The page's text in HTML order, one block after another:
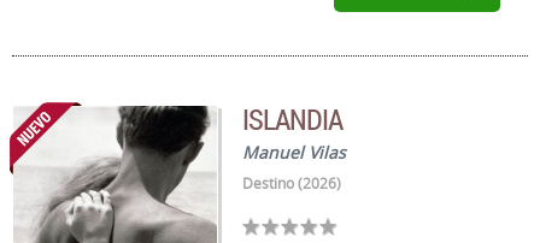
ISLANDIA
Manuel Vilas
Destino (2026)